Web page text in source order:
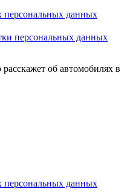
персональных данных
персональных данных
об автомобилях в
персональных данных